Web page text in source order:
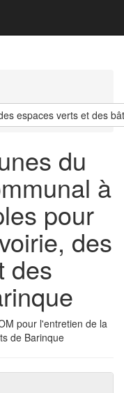
espaces verts et des
du
à
pour
des
des
pour l'entretien de la
de Barinque